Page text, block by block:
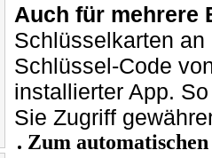
Auch für mehrere
Schlüsselkarten
Schlüssel-Code
installierter App.
Sie Zugriff
Zum